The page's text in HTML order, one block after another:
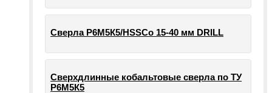
Сверла Р6М5К5/HSSCo 15-40 мм DRILL
Сверхдлинные кобальтовые сверла по ТУ
Р6М5К5